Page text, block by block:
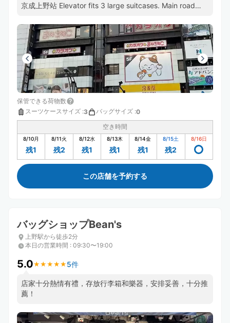
京成上野站 Elevator fits 3 large suitcases. Main road
保管できる荷物数
スーツケースサイズ :3 バッグサイズ :0
空き時間
8/10月
残1
8/11火
残2
8/12水
残1
8/13木
残1
8/14金
残1
8/15土
残2
8/16日
この店舗を予約する
バッグショップBean's
上野駅から徒歩2分
本日の営業時間 : 09:30〜19:00
5.0★ ★ ★ ★ ★
★ ★ ★ ★ ★ 5件
￼店家十分熱情有禮￼￼，存放行李箱和樂器，安排妥善￼￼，十分推
薦￼！